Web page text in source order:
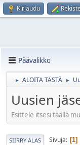
Kirjaudu
Päävalikko
► ALOITA TÄSTÄ ►
Uusien
Esittele itsesi täällä
SIIRRY ALAS Sivuja 1